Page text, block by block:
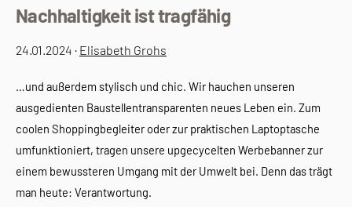
Nachhaltigkeit ist tragfähig
24.01.2024 · Elisabeth Grohs
…und außerdem stylisch und chic. Wir hauchen unseren
ausgedienten Baustellentransparenten neues Leben ein. Zum
coolen Shoppingbegleiter oder zur praktischen Laptoptasche
umfunktioniert, tragen unsere upgecycelten Werbebanner zur
einem bewussteren Umgang mit der Umwelt bei. Denn das trägt
man heute: Verantwortung.